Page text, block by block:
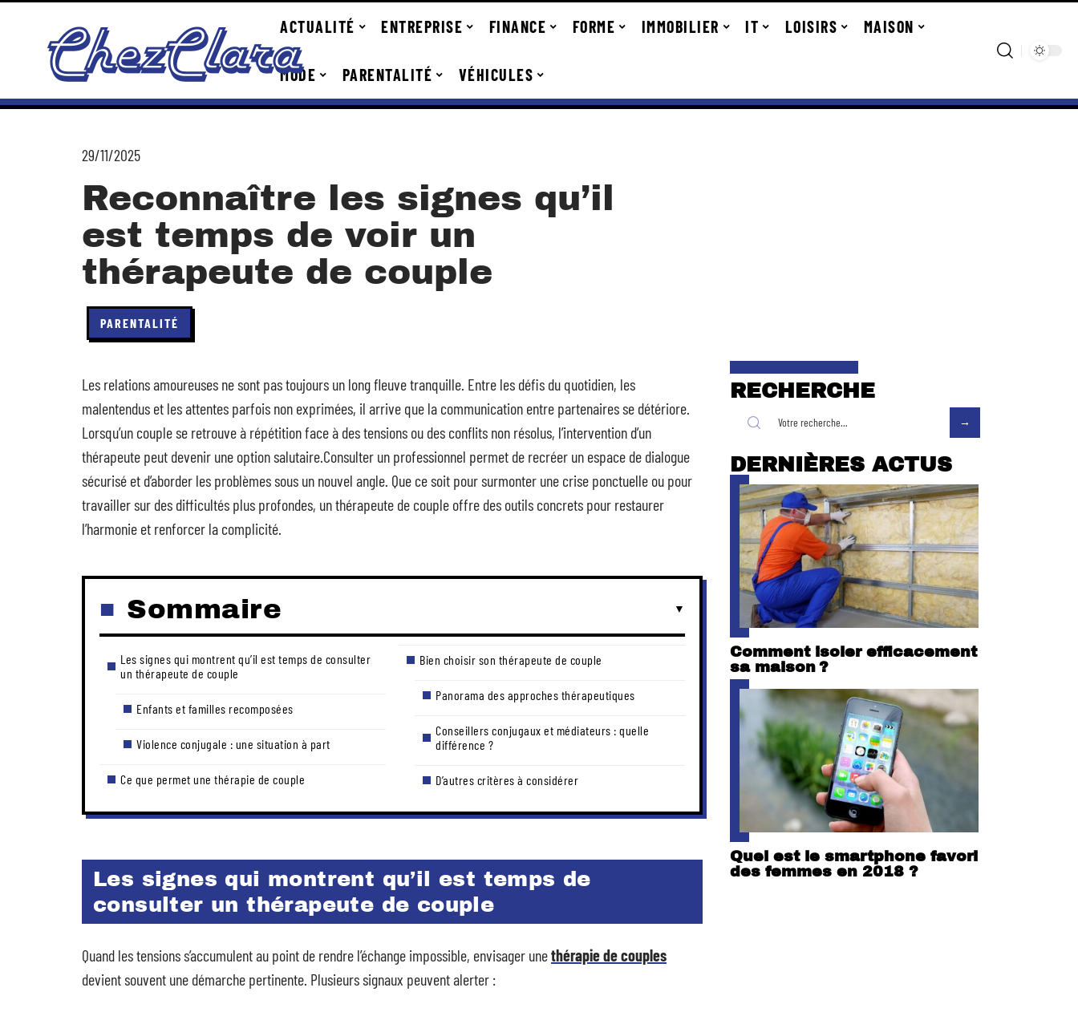
ACTUALITÉ ENTREPRISE FINANCE FORME IMMOBILIER IT LOISIRS MAISON
MODE PARENTALITÉ VÉHICULES
29/11/2025
Reconnaître les signes qu’il
est temps de voir un
thérapeute de couple
PARENTALITÉ
Les relations amoureuses ne sont pas toujours un long fleuve tranquille. Entre les défis du quotidien, les
malentendus et les attentes parfois non exprimées, il arrive que la communication entre partenaires se détériore.
Lorsqu’un couple se retrouve à répétition face à des tensions ou des conflits non résolus, l’intervention d’un
thérapeute peut devenir une option salutaire.Consulter un professionnel permet de recréer un espace de dialogue
sécurisé et d’aborder les problèmes sous un nouvel angle. Que ce soit pour surmonter une crise ponctuelle ou pour
travailler sur des difficultés plus profondes, un thérapeute de couple offre des outils concrets pour restaurer
l’harmonie et renforcer la complicité.
Sommaire
Les signes qui montrent qu’il est temps de consulter
un thérapeute de couple
Enfants et familles recomposées
Violence conjugale : une situation à part
Ce que permet une thérapie de couple
Bien choisir son thérapeute de couple
Panorama des approches thérapeutiques
Conseillers conjugaux et médiateurs : quelle
différence ?
D’autres critères à considérer
Les signes qui montrent qu’il est temps de
consulter un thérapeute de couple
Quand les tensions s’accumulent au point de rendre l’échange impossible, envisager unethérapie de couples
devient souvent une démarche pertinente. Plusieurs signaux peuvent alerter :
RECHERCHE
DERNIÈRES ACTUS
Comment isoler efficacement
sa maison ?
Quel est le smartphone favori
des femmes en 2018 ?